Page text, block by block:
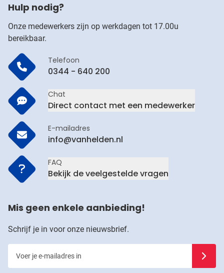
Hulp nodig?
Onze medewerkers zijn op werkdagen tot 17.00u
bereikbaar.
Telefoon
0344 - 640 200
Chat
Direct contact met een medewerker
E-mailadres
info@vanhelden.nl
FAQ
Bekijk de veelgestelde vragen
Mis geen enkele aanbieding!
Schrijf je in voor onze nieuwsbrief.